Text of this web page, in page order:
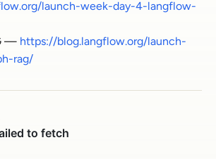
launch-week-day-4-langflow-
— https://blog.langflow.org/launch-
rag/